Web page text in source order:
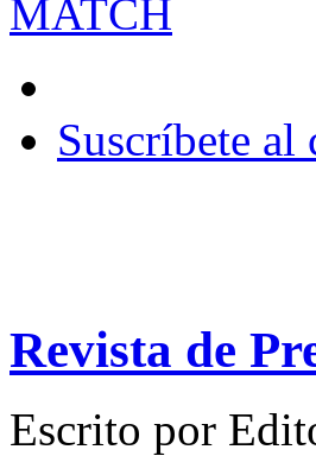
Suscríbete al
Revista de
Escrito por